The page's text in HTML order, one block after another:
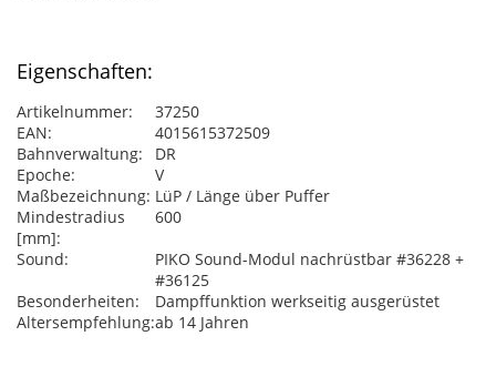
Eigenschaften:
Artikelnummer:
37250
EAN:
4015615372509
Bahnverwaltung:
DR
Epoche:
V
Maßbezeichnung: LüP / Länge über Puffer
Mindestradius
[mm]:
600
Sound:
PIKO Sound-Modul nachrüstbar #36228 +
#36125
Besonderheiten:
Dampffunktion werkseitig ausgerüstet
Altersempfehlung:ab 14 Jahren